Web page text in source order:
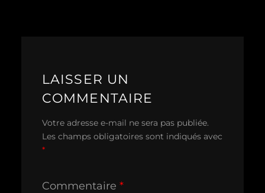
LAISSER UN
COMMENTAIRE
Votre adresse e-mail ne sera pas publiée.
Les champs obligatoires sont indiqués avec
*
Commentaire *